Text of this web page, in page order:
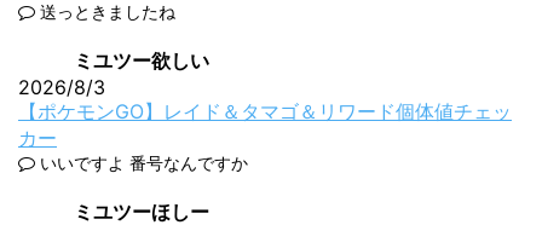
送っときましたね
ミユツー欲しい
2026/8/3
【ポケモンGO】レイド＆タマゴ＆リワード個体値チェッ
カー
いいですよ 番号なんですか
ミユツーほしー